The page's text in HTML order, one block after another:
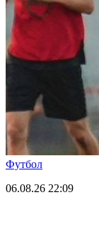
Футбол
06.08.26 22:09